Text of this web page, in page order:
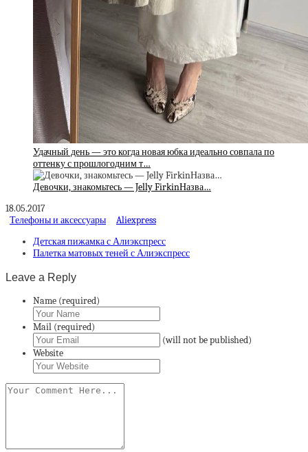
Удачный день — это когда новая юбка идеально совпала по
оттенку с прошлогодним т…
Девочки, знакомьтесь — Jelly FirkinНазва…
18.05.2017
Телефоны и аксессуары
Aliexpress
Детская пижамка с Алиэкспресс
Палетка матовых теней с Алиэкспресс
Leave a Reply
Name (required)
Mail (required)
(will not be published)
Website